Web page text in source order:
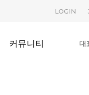
LOGIN
커뮤니티 대